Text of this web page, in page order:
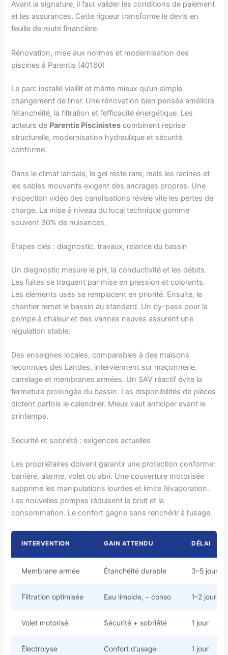
Avant la signature, il faut valider les conditions de paiement
et les assurances. Cette rigueur transforme le devis en
feuille de route financière.
Rénovation, mise aux normes et modernisation des
piscines à Parentis (40160)
Le parc installé vieillit et mérite mieux qu’un simple
changement de liner. Une rénovation bien pensée améliore
l’étanchéité, la filtration et l’efficacité énergétique. Les
acteurs de Parentis Piscinistes combinent reprise
structurelle, modernisation hydraulique et sécurité
conforme.
Dans le climat landais, le gel reste rare, mais les racines et
les sables mouvants exigent des ancrages propres. Une
inspection vidéo des canalisations révèle vite les pertes de
charge. La mise à niveau du local technique gomme
souvent 30% de nuisances.
Étapes clés : diagnostic, travaux, relance du bassin
Un diagnostic mesure le pH, la conductivité et les débits.
Les fuites se traquent par mise en pression et colorants.
Les éléments usés se remplacent en priorité. Ensuite, le
chantier remet le bassin au standard. Un by-pass pour la
pompe à chaleur et des vannes neuves assurent une
régulation stable.
Des enseignes locales, comparables à des maisons
reconnues des Landes, interviennent sur maçonnerie,
carrelage et membranes armées. Un SAV réactif évite la
fermeture prolongée du bassin. Les disponibilités de pièces
dictent parfois le calendrier. Mieux vaut anticiper avant le
printemps.
Sécurité et sobriété : exigences actuelles
Les propriétaires doivent garantir une protection conforme:
barrière, alarme, volet ou abri. Une couverture motorisée
supprime les manipulations lourdes et limite l’évaporation.
Les nouvelles pompes réduisent le bruit et la
consommation. Le confort gagne sans renchérir à l’usage.
INTERVENTION GAIN ATTENDU DÉLAI
Membrane armée Étanchéité durable 3–5 jours
Filtration optimisée Eau limpide, – conso 1–2 jours
Volet motorisé Sécurité + sobriété 1 jour
Électrolyse Confort d’usage 1 jour